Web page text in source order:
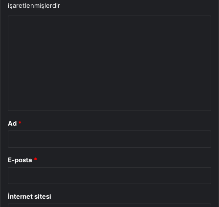
işaretlenmişlerdir
Ad *
E-posta *
İnternet sitesi